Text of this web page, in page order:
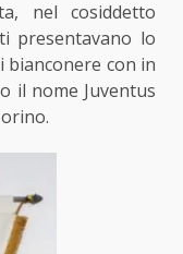
nel cosiddetto
presentavano lo
bianconere con in
il nome Juventus